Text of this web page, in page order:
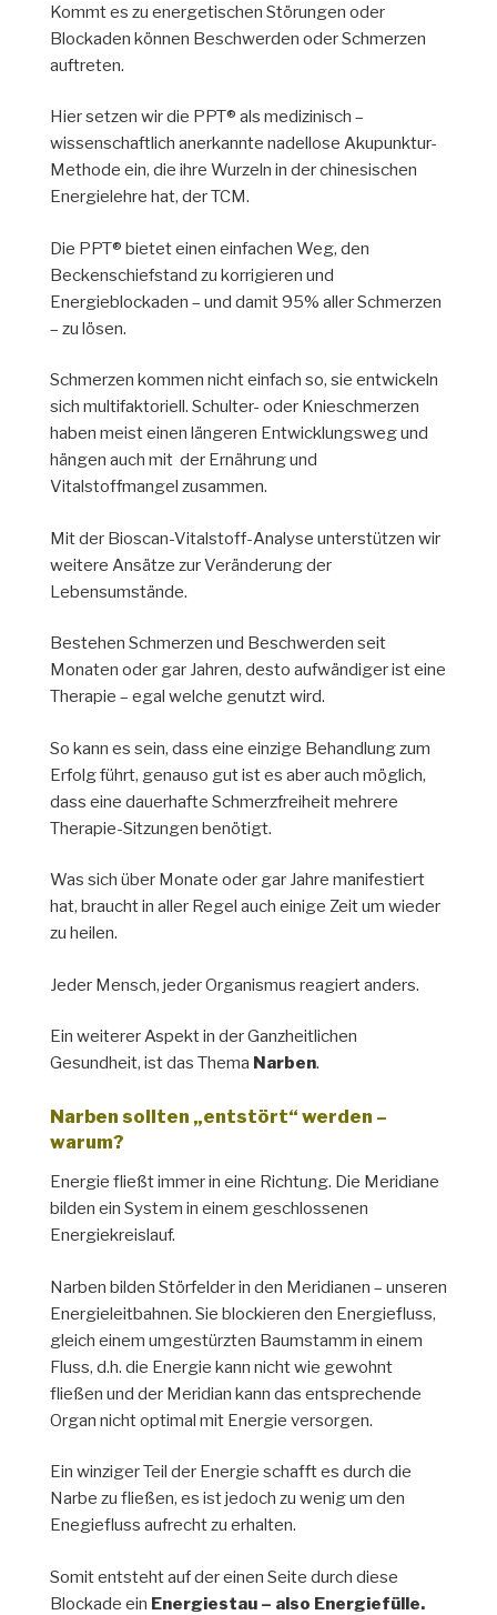
Kommt es zu energetischen Störungen oder
Blockaden können Beschwerden oder Schmerzen
auftreten.
Hier setzen wir die PPT® als medizinisch –
wissenschaftlich anerkannte nadellose Akupunktur-
Methode ein, die ihre Wurzeln in der chinesischen
Energielehre hat, der TCM.
Die PPT® bietet einen einfachen Weg, den
Beckenschiefstand zu korrigieren und
Energieblockaden – und damit 95% aller Schmerzen
– zu lösen.
Schmerzen kommen nicht einfach so, sie entwickeln
sich multifaktoriell. Schulter- oder Knieschmerzen
haben meist einen längeren Entwicklungsweg und
hängen auch mit der Ernährung und
Vitalstoffmangel zusammen.
Mit der Bioscan-Vitalstoff-Analyse unterstützen wir
weitere Ansätze zur Veränderung der
Lebensumstände.
Bestehen Schmerzen und Beschwerden seit
Monaten oder gar Jahren, desto aufwändiger ist eine
Therapie – egal welche genutzt wird.
So kann es sein, dass eine einzige Behandlung zum
Erfolg führt, genauso gut ist es aber auch möglich,
dass eine dauerhafte Schmerzfreiheit mehrere
Therapie-Sitzungen benötigt.
Was sich über Monate oder gar Jahre manifestiert
hat, braucht in aller Regel auch einige Zeit um wieder
zu heilen.
Jeder Mensch, jeder Organismus reagiert anders.
Ein weiterer Aspekt in der Ganzheitlichen
Gesundheit, ist das Thema Narben.
Narben sollten „entstört“ werden –
warum?
Energie fließt immer in eine Richtung. Die Meridiane
bilden ein System in einem geschlossenen
Energiekreislauf.
Narben bilden Störfelder in den Meridianen – unseren
Energieleitbahnen. Sie blockieren den Energiefluss,
gleich einem umgestürzten Baumstamm in einem
Fluss, d.h. die Energie kann nicht wie gewohnt
fließen und der Meridian kann das entsprechende
Organ nicht optimal mit Energie versorgen.
Ein winziger Teil der Energie schafft es durch die
Narbe zu fließen, es ist jedoch zu wenig um den
Enegiefluss aufrecht zu erhalten.
Somit entsteht auf der einen Seite durch diese
Blockade ein Energiestau – also Energiefülle.